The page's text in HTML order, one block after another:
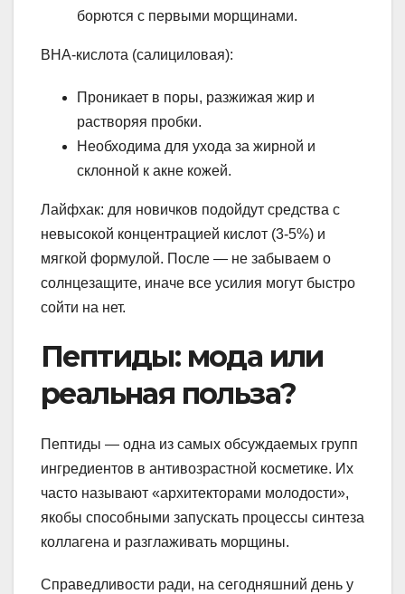
борются с первыми морщинами.
BHA-кислота (салициловая):
Проникает в поры, разжижая жир и
растворяя пробки.
Необходима для ухода за жирной и
склонной к акне кожей.
Лайфхак: для новичков подойдут средства с
невысокой концентрацией кислот (3-5%) и
мягкой формулой. После — не забываем о
солнцезащите, иначе все усилия могут быстро
сойти на нет.
Пептиды: мода или
реальная польза?
Пептиды — одна из самых обсуждаемых групп
ингредиентов в антивозрастной косметике. Их
часто называют «архитекторами молодости»,
якобы способными запускать процессы синтеза
коллагена и разглаживать морщины.
Справедливости ради, на сегодняшний день у